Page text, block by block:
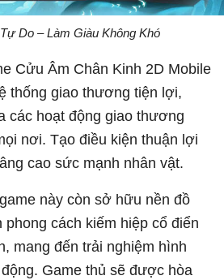
Do – Làm Giàu Không Khó
Cửu Âm Chân Kinh 2D Mobile
thống giao thương tiện lợi,
các hoạt động giao thương
nơi. Tạo điều kiện thuận lợi
cao sức mạnh nhân vật.
này còn sở hữu nền đồ
cách kiếm hiệp cổ điển
mang đến trải nghiệm hình
Game thủ sẽ được hòa